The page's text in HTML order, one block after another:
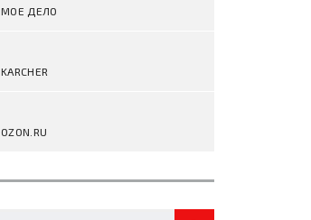
МОЕ ДЕЛО
KARCHER
OZON.RU